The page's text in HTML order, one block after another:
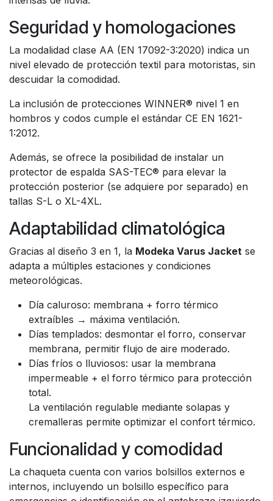
Seguridad y homologaciones
La modalidad clase AA (EN 17092-3:2020) indica un
nivel elevado de protección textil para motoristas, sin
descuidar la comodidad.
La inclusión de protecciones WINNER® nivel 1 en
hombros y codos cumple el estándar CE EN 1621-
1:2012.
Además, se ofrece la posibilidad de instalar un
protector de espalda SAS-TEC® para elevar la
protección posterior (se adquiere por separado) en
tallas S-L o XL-4XL.
Adaptabilidad climatológica
Gracias al diseño 3 en 1, la Modeka Varus Jacket se
adapta a múltiples estaciones y condiciones
meteorológicas.
Día caluroso: membrana + forro térmico
extraíbles → máxima ventilación.
Días templados: desmontar el forro, conservar
membrana, permitir flujo de aire moderado.
Días fríos o lluviosos: usar la membrana
impermeable + el forro térmico para protección
total.
La ventilación regulable mediante solapas y
cremalleras permite optimizar el confort térmico.
Funcionalidad y comodidad
La chaqueta cuenta con varios bolsillos externos e
internos, incluyendo un bolsillo específico para